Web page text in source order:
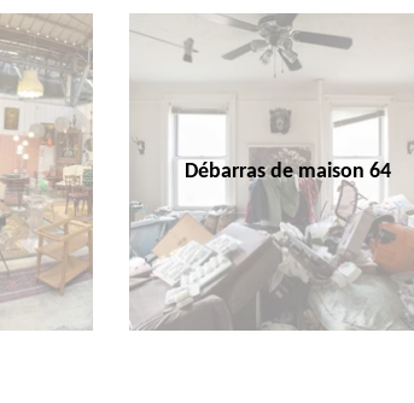
Débarras de maison 64